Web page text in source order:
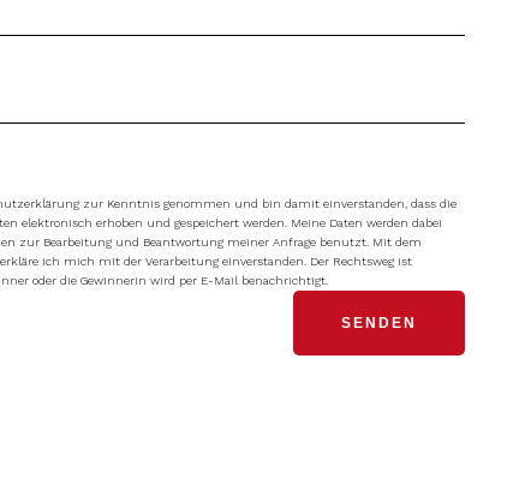
zur Kenntnis genommen und bin damit einverstanden, dass die
elektronisch erhoben und gespeichert werden. Meine Daten werden dabei
zur Bearbeitung und Beantwortung meiner Anfrage benutzt. Mit dem
ich mich mit der Verarbeitung einverstanden. Der Rechtsweg ist
oder die Gewinnerin wird per E-Mail benachrichtigt.